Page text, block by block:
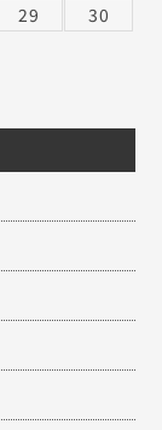
29
30